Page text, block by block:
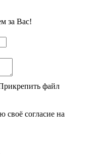
за Вас!
файл
согласие на